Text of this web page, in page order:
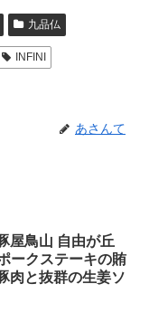
九品仏
INFINI
あさんて
屋鳥山 自由が丘
ークステーキの賄
肉と抜群の生姜ソ